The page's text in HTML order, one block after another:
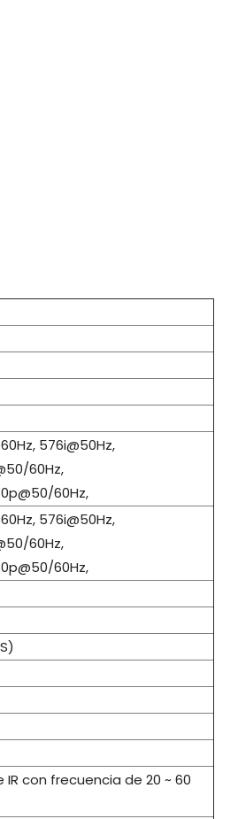
576i@50Hz,
60Hz,
60Hz,
576i@50Hz,
60Hz,
60Hz,
con frecuencia de 20 ~ 60